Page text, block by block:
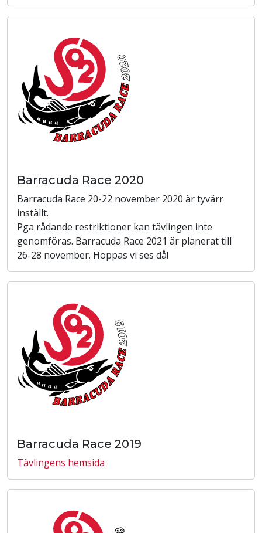
Barracuda Race 2020
Barracuda Race 20-22 november 2020 är tyvärr
inställt.
Pga rådande restriktioner kan tävlingen inte
genomföras. Barracuda Race 2021 är planerat till
26-28 november. Hoppas vi ses då!
Barracuda Race 2019
Tävlingens hemsida